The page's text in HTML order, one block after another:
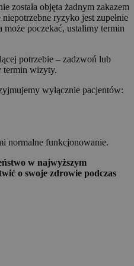
została objęta żadnym zakazem
ryzyko jest zupełnie
poczekać, ustalimy termin
potrzebie – zadzwoń lub
termin wizyty.
wyłącznie pacjentów:
normalne funkcjonowanie.
w najwyższym
o swoje zdrowie podczas